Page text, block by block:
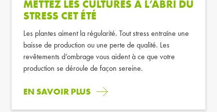
METTEZ LES CULTURES À L’ABRI DU
STRESS CET ÉTÉ
Les plantes aiment la régularité. Tout stress entraîne une
baisse de production ou une perte de qualité. Les
revêtements d’ombrage vous aident à ce que votre
production se déroule de façon sereine.
EN SAVOIR PLUS